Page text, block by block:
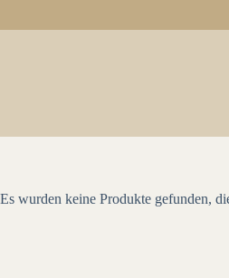
Es wurden keine Produkte gefunden,